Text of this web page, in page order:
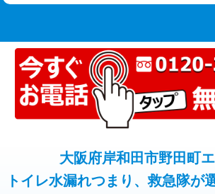
マス交換（土の掘削・埋め戻し作業）
マス交換（深さ50㎝以上）
コンクリート斫り（厚さ10㎝まで）
コンクリート斫り（厚さ10㎝超え）
モルタル補修（厚さ10㎝まで）
モルタル補修（厚さ10㎝超え）
トーラー機使用/3mまで
追加トーラー機使用/3m超え
カメラ調査
止水・漏水調査・防水処理・清掃・修
理・調整・分解・加工など（軽作業）
大阪府岸和田市野田町
トイレ水漏れつまり、救急隊が